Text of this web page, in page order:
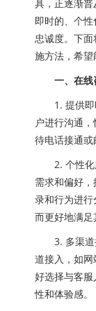
具，正逐渐
即时的、个
忠诚度。下
施方法，希望
一、在
1. 提供即
户进行沟通
待电话接通或
2. 个性化
需求和偏好
录和行为进
而更好地满足
3. 多渠道
道接入，如
好选择与客
性和体验感。